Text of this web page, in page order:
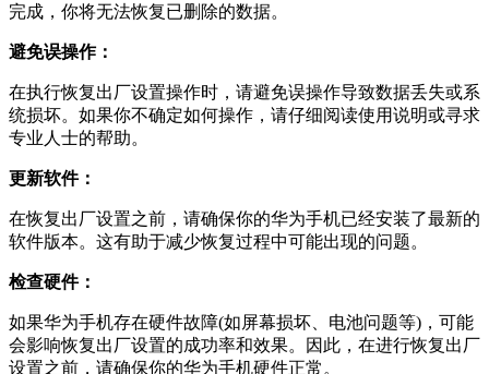
完成，你将无法恢复已删除的数据。
避免误操作：
在执行恢复出厂设置操作时，请避免误操作导致数据丢失或系
统损坏。如果你不确定如何操作，请仔细阅读使用说明或寻求
专业人士的帮助。
更新软件：
在恢复出厂设置之前，请确保你的华为手机已经安装了最新的
软件版本。这有助于减少恢复过程中可能出现的问题。
检查硬件：
如果华为手机存在硬件故障(如屏幕损坏、电池问题等)，可能
会影响恢复出厂设置的成功率和效果。因此，在进行恢复出厂
设置之前，请确保你的华为手机硬件正常。